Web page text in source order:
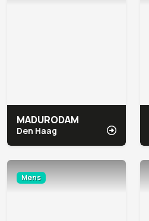
MADURODAM
Den Haag
Mens